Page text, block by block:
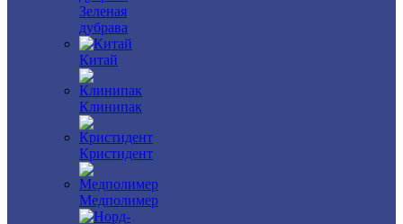
Зеленая
дубрава
Китай
Клинипак
Кристидент
Медполимер